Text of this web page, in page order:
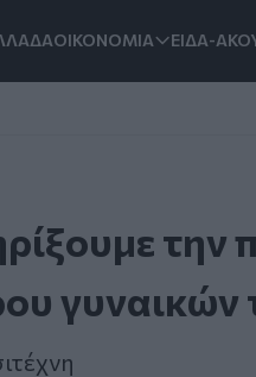
ΟΙΚΟΝΟΜΙΑ ΕΙΔΑ-
την